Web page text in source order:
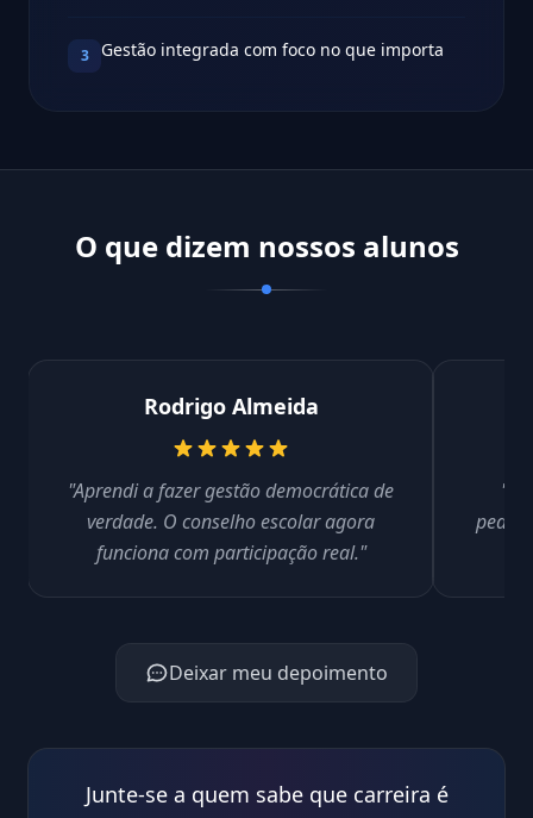
3 Gestão integrada com foco no que importa
O que dizem nossos alunos
Rodrigo Almeida
"Aprendi a fazer gestão democrática de
verdade. O conselho escolar agora
funciona com participação real."
Deixar meu depoimento
Junte-se a quem sabe que carreira é